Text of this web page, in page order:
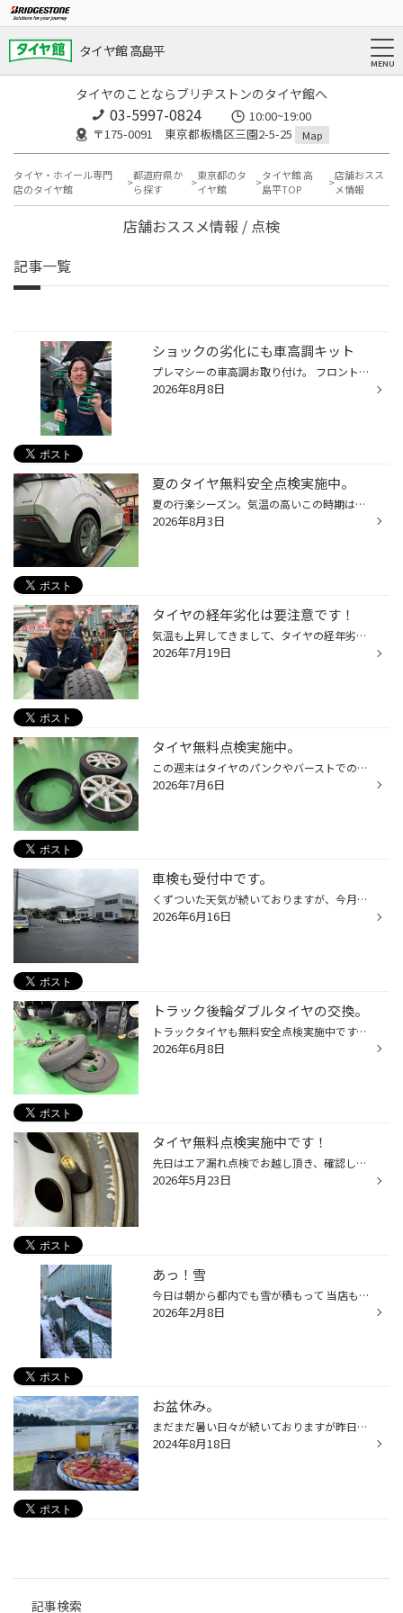
タイヤ館 高島平
タイヤのことならブリヂストンのタイヤ館へ
03-5997-0824
10:00~19:00
〒175-0091 東京都板橋区三園2-5-25
Map
タイヤ・ホイール専門
店のタイヤ館
都道府県か
ら探す
東京都のタ
イヤ館
タイヤ館 高
島平TOP
店舗おスス
メ情報
店舗おススメ情報 / 点検
記事一覧
ショックの劣化にも車高調キット
プレマシーの車高調お取り付け。 フロントショックから劣化でオイル漏れが発生してしまい車検も通らないため､ショックアブソーバー交換でのご相談でしたが社外品も無く純正交換か迷われましたが､車高調キットでリフレッシュの運びとなりました。 テインさんのストリートアドバンスZにて､ローダウン...
2026年8月8日
夏のタイヤ無料安全点検実施中。
夏の行楽シーズン。気温の高いこの時期は路面温度も高く、タイヤ空気圧の上昇でヒビ割れたタイヤは非常に危険です。 昨日はノートのお客様も点検にお越し下さり､経年劣化によるヒビ割れが有りましたので交換させて頂きました。 このようなひび割れは特にこの時期は危険ですので、タイヤ点検・空気圧...
2026年8月3日
タイヤの経年劣化は要注意です！
気温も上昇してきまして、タイヤの経年劣化には要注意です この数日、タイヤのヒビ割れ・経年劣化によるタイヤの変形(バースト手前)による交換が増えてきました！ 気温が高くなり路面温度も上がり、タイヤの空気圧上昇も重なって、経年劣化ヒビ割れによるタイヤトラブルは一番多い時期となります。 ...
2026年7月19日
タイヤ無料点検実施中。
この週末はタイヤのパンクやバーストでのトラブルのお客様もご来店頂きました。 ムーヴのお客様は首都高速でのタイヤバーストによりレッカー車で積載されいらっしゃいました。 ホイールの傷も酷く強度不足の恐れも有り､タイヤの経年劣化も見受けられましたので、急遽タイヤ・ホイール交換となりまし...
2026年7月6日
車検も受付中です。
くずついた天気が続いておりますが、今月は車検を多くいただいており先日はエスティマの車検でした。 今回13年目の車検でNGな箇所はスタビリンクブッシュほどでしたが、まだまだ乗り続けられるので、他しっかりメンテナンスさせて頂きました。 車検もご相談お問い合わせお待ちしております♪ #タイヤ...
2026年6月16日
トラック後輪ダブルタイヤの交換。
トラックタイヤも無料安全点検実施中です。 先日もご来店いただき、タイヤの過度な摩耗によりワイヤーまでが剥き出しとなってしまっていたため、急遽リアタイヤ交換をさせて頂きました。 トラック(2.3トンクラス)のタイヤ交換、後輪のダブルタイヤ交換も勿論可能です。 お問い合わせ・ご来店お待ち...
2026年6月8日
タイヤ無料点検実施中です！
先日はエア漏れ点検でお越し頂き、確認したところタイヤは昨年製の物でしたが､チューブレスゴムバルブは古いまま、ひびひびの状態で力を加えるとモゲてしまいそうな程でした！ パンクしていたタイヤはエアー不足で走行してしまった為にタイヤ交換。他はチューブレスゴムバルブの新品交換で対応させ...
2026年5月23日
あっ！雪
今日は朝から都内でも雪が積もって 当店も雪かきからのスタートでした。 夕方になって雪は止みましたが 路地裏などは明日以降も雪が残り 凍結する恐れがありますので 気を付けてお出かけください。 スタッドレスタイヤが必要な方で まだ履き替えていない方はお早めに！ 夏、冬限らずタイヤの残溝、...
2026年2月8日
お盆休み。
まだまだ暑い日々が続いておりますが昨日より通常営業いたしております。 お盆休み中は長野県北部へと一泊2日旅へとお出掛けてきました。 避暑も兼ねまして標高600m超の湖散策や温泉へ。 流石はお盆真っ只中。ウインドサーフィン、アヒルボート、釣り船、バナナボートなどなど湖上は大混雑でした 湖...
2024年8月18日
記事検索